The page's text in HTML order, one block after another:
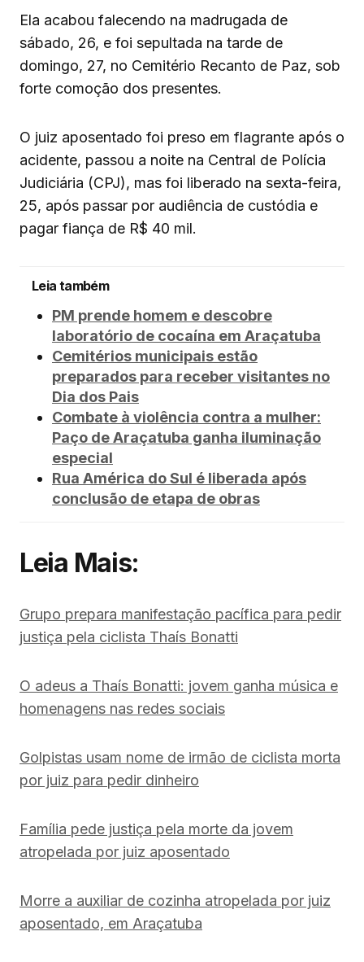
Ela acabou falecendo na madrugada de
sábado, 26, e foi sepultada na tarde de
domingo, 27, no Cemitério Recanto de Paz, sob
forte comoção dos presentes.
O juiz aposentado foi preso em flagrante após o
acidente, passou a noite na Central de Polícia
Judiciária (CPJ), mas foi liberado na sexta-feira,
25, após passar por audiência de custódia e
pagar fiança de R$ 40 mil.
Leia também
PM prende homem e descobre
laboratório de cocaína em Araçatuba
Cemitérios municipais estão
preparados para receber visitantes no
Dia dos Pais
Combate à violência contra a mulher:
Paço de Araçatuba ganha iluminação
especial
Rua América do Sul é liberada após
conclusão de etapa de obras
Leia Mais:
Grupo prepara manifestação pacífica para pedir
justiça pela ciclista Thaís Bonatti
O adeus a Thaís Bonatti: jovem ganha música e
homenagens nas redes sociais
Golpistas usam nome de irmão de ciclista morta
por juiz para pedir dinheiro
Família pede justiça pela morte da jovem
atropelada por juiz aposentado
Morre a auxiliar de cozinha atropelada por juiz
aposentado, em Araçatuba